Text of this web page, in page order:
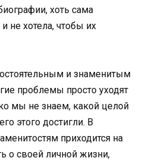
хоть сама
не хотела, чтобы их
и знаменитым
проблемы просто уходят
мы не знаем, какой целой
этого достигли. В
приходится на
о своей личной жизни,